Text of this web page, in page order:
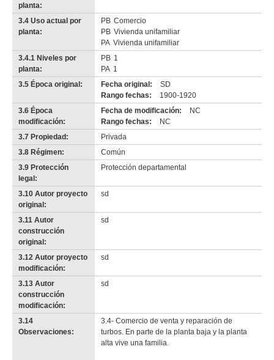
planta:
3.4 Uso actual por
planta:
PB Comercio
PB Vivienda unifamiliar
PA Vivienda unifamiliar
3.4.1 Niveles por
planta:
PB 1
PA 1
3.5 Época original:
Fecha original:
SD
Rango fechas:
1900-1920
3.6 Época
modificación:
Fecha de modificación:
NC
Rango fechas:
NC
3.7 Propiedad:
Privada
3.8 Régimen:
Común
3.9 Protección
legal:
Protección departamental
3.10 Autor proyecto
original:
sd
3.11 Autor
construcción
original:
sd
3.12 Autor proyecto
modificación:
sd
3.13 Autor
construcción
modificación:
sd
3.14
Observaciones:
3.4- Comercio de venta y reparación de
turbos. En parte de la planta baja y la planta
alta vive una familia.